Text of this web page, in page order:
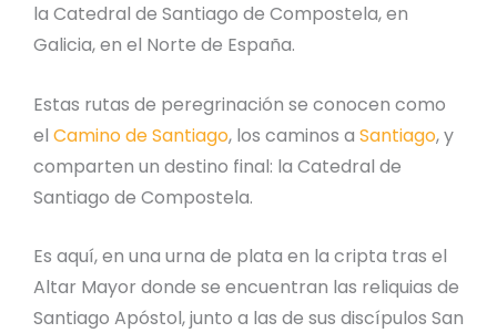
la Catedral de Santiago de Compostela, en
Galicia, en el Norte de España.
Estas rutas de peregrinación se conocen como
el Camino de Santiago, los caminos a Santiago, y
comparten un destino final: la Catedral de
Santiago de Compostela.
Es aquí, en una urna de plata en la cripta tras el
Altar Mayor donde se encuentran las reliquias de
Santiago Apóstol, junto a las de sus discípulos San